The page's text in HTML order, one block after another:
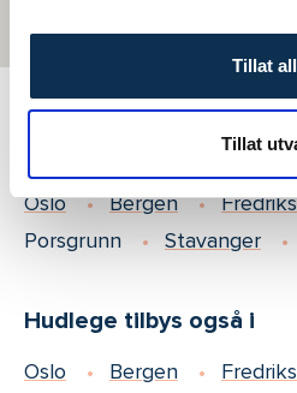
Tillat
Tillat
Behandling av
Oslo Bergen
Porsgrunn
Stavanger
Hudlege tilbys også i
Oslo Bergen